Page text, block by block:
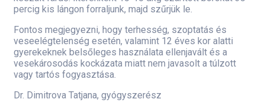
percig kis lángon forraljunk, majd szűrjük le.
Fontos megjegyezni, hogy terhesség, szoptatás és
veseelégtelenség esetén, valamint 12 éves kor alatti
gyerekeknek belsőleges használata ellenjavált és a
vesekárosodás kockázata miatt nem javasolt a túlzott
vagy tartós fogyasztása.
Dr. Dimitrova Tatjana, gyógyszerész